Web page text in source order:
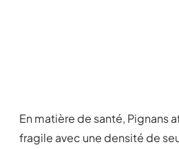
En matière de santé, Pignans
fragile avec une densité de